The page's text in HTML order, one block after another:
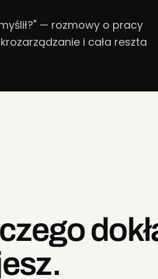
— rozmowy o pracy
i cała reszta